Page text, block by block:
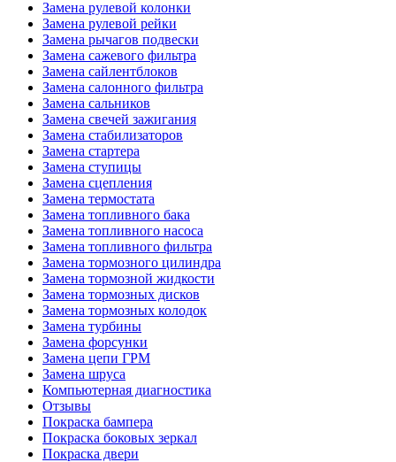
Замена рулевой колонки
Замена рулевой рейки
Замена рычагов подвески
Замена сажевого фильтра
Замена сайлентблоков
Замена салонного фильтра
Замена сальников
Замена свечей зажигания
Замена стабилизаторов
Замена стартера
Замена ступицы
Замена сцепления
Замена термостата
Замена топливного бака
Замена топливного насоса
Замена топливного фильтра
Замена тормозного цилиндра
Замена тормозной жидкости
Замена тормозных дисков
Замена тормозных колодок
Замена турбины
Замена форсунки
Замена цепи ГРМ
Замена шруса
Компьютерная диагностика
Отзывы
Покраска бампера
Покраска боковых зеркал
Покраска двери